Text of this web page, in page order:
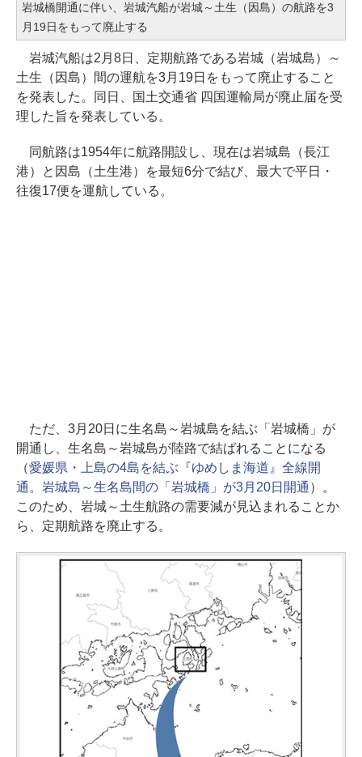
岩城橋開通に伴い、岩城汽船が岩城～土生（因島）の航路を3
月19日をもって廃止する
岩城汽船は2月8日、定期航路である岩城（岩城島）～
土生（因島）間の運航を3月19日をもって廃止すること
を発表した。同日、国土交通省 四国運輸局が廃止届を受
理した旨を発表している。
同航路は1954年に航路開設し、現在は岩城島（長江
港）と因島（土生港）を最短6分で結び、最大で平日・
往復17便を運航している。
ただ、3月20日に生名島～岩城島を結ぶ「岩城橋」が
開通し、生名島～岩城島が陸路で結ばれることになる
（愛媛県・上島の4島を結ぶ『ゆめしま海道』全線開
通。岩城島～生名島間の「岩城橋」が3月20日開通 ）。
このため、岩城～土生航路の需要減が見込まれることか
ら、定期航路を廃止する。